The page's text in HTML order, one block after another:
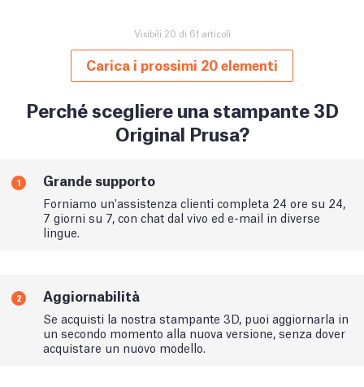
Visibili 20 di 61 articoli
Carica i prossimi 20 elementi
Perché scegliere una stampante 3D
Original Prusa?
1 Grande supporto
Forniamo un'assistenza clienti completa 24 ore su 24,
7 giorni su 7, con chat dal vivo ed e-mail in diverse
lingue.
2 Aggiornabilità
Se acquisti la nostra stampante 3D, puoi aggiornarla in
un secondo momento alla nuova versione, senza dover
acquistare un nuovo modello.